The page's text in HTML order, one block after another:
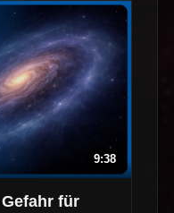
9:38
für